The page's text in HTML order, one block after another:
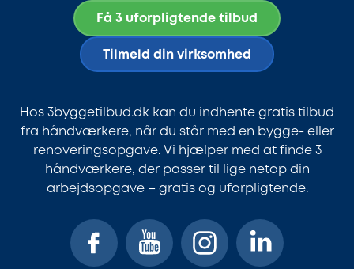
Få 3 uforpligtende tilbud
Tilmeld din virksomhed
Hos 3byggetilbud.dk kan du indhente gratis tilbud
fra håndværkere, når du står med en bygge- eller
renoveringsopgave. Vi hjælper med at finde 3
håndværkere, der passer til lige netop din
arbejdsopgave – gratis og uforpligtende.